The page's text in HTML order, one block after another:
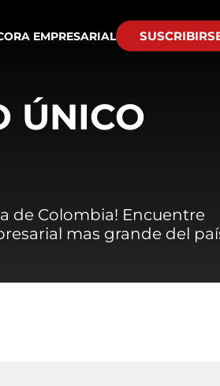
EMPRESARIAL
ÚNICO
de Colombia! Encuentre
mas grande del